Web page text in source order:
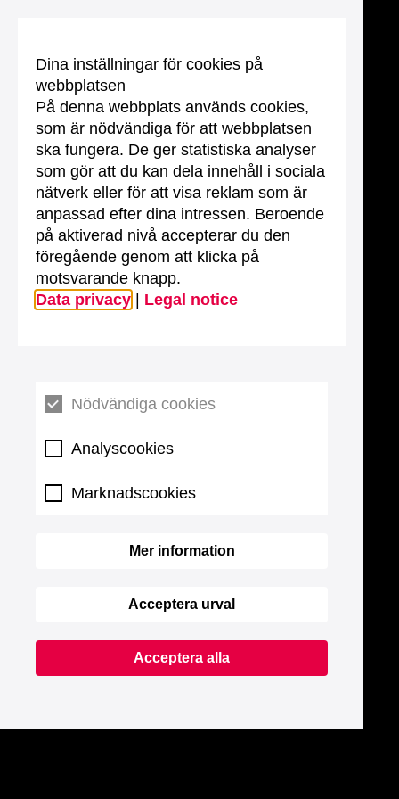
Dina inställningar för cookies på
webbplatsen
På denna webbplats används cookies,
som är nödvändiga för att webbplatsen
ska fungera. De ger statistiska analyser
som gör att du kan dela innehåll i sociala
nätverk eller för att visa reklam som är
anpassad efter dina intressen. Beroende
på aktiverad nivå accepterar du den
föregående genom att klicka på
motsvarande knapp.
Data privacy
Legal notice
Nödvändiga cookies
Analyscookies
Marknadscookies
Mer information
Acceptera urval
Acceptera alla